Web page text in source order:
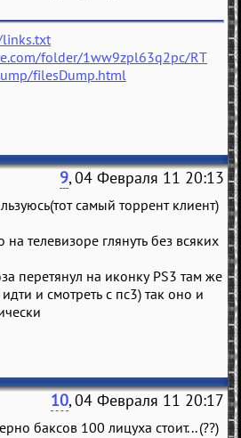
folder/1ww9zpl63q2pc/RT
filesDump.html
9, 04 Февраля 11 20:13
самый торрент клиент)
телевизоре глянуть без всяких
перетянул на иконку PS3 там же
и смотреть с пс3) так оно и
10, 04 Февраля 11 20:17
баксов 100 лицуха стоит... (??)